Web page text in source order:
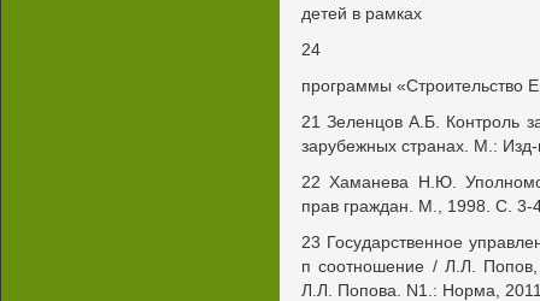
детей в рамках
24
программы «Строительство
21 Зеленцов А.Б. Контроль
зарубежных странах. М.:
22 Хаманева Н.Ю.
прав граждан. М., 1998. С. 3-
23 Государственное
п соотношение / Л.Л.
Л.Л. Попова. N1.: Норма,